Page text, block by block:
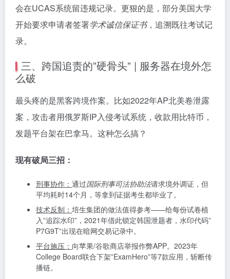
会在UCAS系统留违规记录。更狠的是，部分美国大学
开始要求申请者签署学术诚信保证书，追溯既往考试记
录。
三、跨国追责的”硬骨头” | 服务器在境外怎
么破
最头疼的是黑客跨境作案。比如2022年AP北美卷泄露
案，攻击者用俄罗斯IP入侵考试系统，收款用比特币，
发题平台架在巴拿马。这种怎么搞？
现有破局三招：
刑事协作： 通过国际刑事司法协助法请求境外调证，但
平均耗时14个月，等拿到证据考生都毕业了。
技术反制： 培生集团的做法值得参考——给每份试卷植
入”追踪水印”，2021年借此锁定韩国泄题者，水印代码”
P7G9T”出现在暗网交易记录中。
平台施压： 向苹果/谷歌商店举报作弊APP。2023年
College Board联合下架”ExamHero”等7款应用，斩断传
播链。